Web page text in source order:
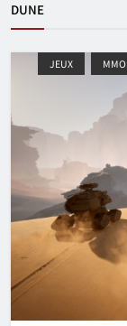
DUNE
JEUX MMO